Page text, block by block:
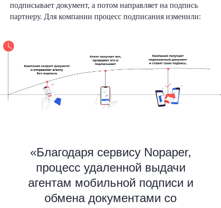
подписывает документ, а потом направляет на подпись
партнеру. Для компании процесс подписания изменили:
«Благодаря сервису Nopaper,
процесс удаленной выдачи
агентам мобильной подписи и
обмена документами со